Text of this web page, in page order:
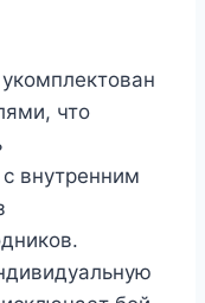
что
внутренним